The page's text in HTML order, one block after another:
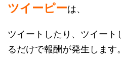
ツイーピーは、
ツイートしたり、ツイー
るだけで報酬が発生します。